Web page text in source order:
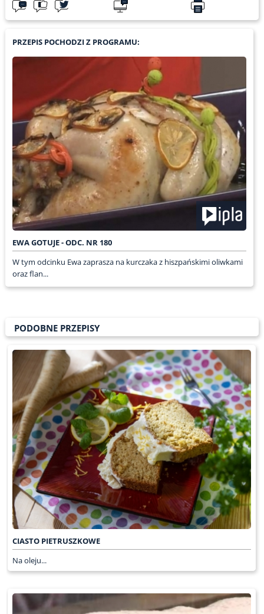
PRZEPIS POCHODZI Z PROGRAMU:
EWA GOTUJE - ODC. NR 180
W tym odcinku Ewa zaprasza na kurczaka z hiszpańskimi oliwkami
oraz flan...
PODOBNE PRZEPISY
CIASTO PIETRUSZKOWE
Na oleju...